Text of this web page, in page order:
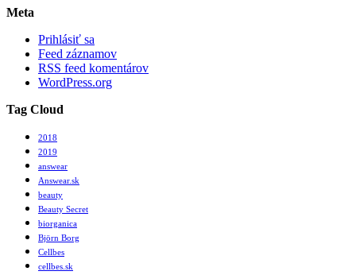
Meta
Prihlásiť sa
Feed záznamov
RSS feed komentárov
WordPress.org
Tag Cloud
2018
2019
answear
Answear.sk
beauty
Beauty Secret
biorganica
Björn Borg
Cellbes
cellbes.sk